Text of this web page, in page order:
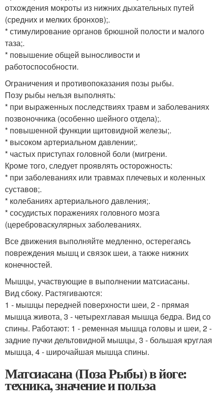
отхождения мокроты из нижних дыхательных путей
(средних и мелких бронхов);.
* стимулирование органов брюшной полости и малого
таза;.
* повышение общей выносливости и
работоспособности.
Ограничения и противопоказания позы рыбы.
Позу рыбы нельзя выполнять:
* при выраженных последствиях травм и заболеваниях
позвоночника (особенно шейного отдела);.
* повышенной функции щитовидной железы;.
* высоком артериальном давлении;.
* частых приступах головной боли (мигрени.
Кроме того, следует проявлять осторожность:
* при заболеваниях или травмах плечевых и коленных
суставов;.
* колебаниях артериального давления;.
* сосудистых поражениях головного мозга
(цереброваскулярных заболеваниях.
Все движения выполняйте медленно, остерегаясь
повреждения мышц и связок шеи, а также нижних
конечностей.
Мышцы, участвующие в выполнении матсиасаны.
Вид сбоку. Растягиваются:
1 - мышцы передней поверхности шеи, 2 - прямая
мышца живота, 3 - четырехглавая мышца бедра. Вид со
спины. Работают: 1 - ременная мышца головы и шеи, 2 -
задние пучки дельтовидной мышцы, 3 - большая круглая
мышца, 4 - широчайшая мышца спины.
Матсиасана (Поза Рыбы) в йоге:
техника, значение и польза